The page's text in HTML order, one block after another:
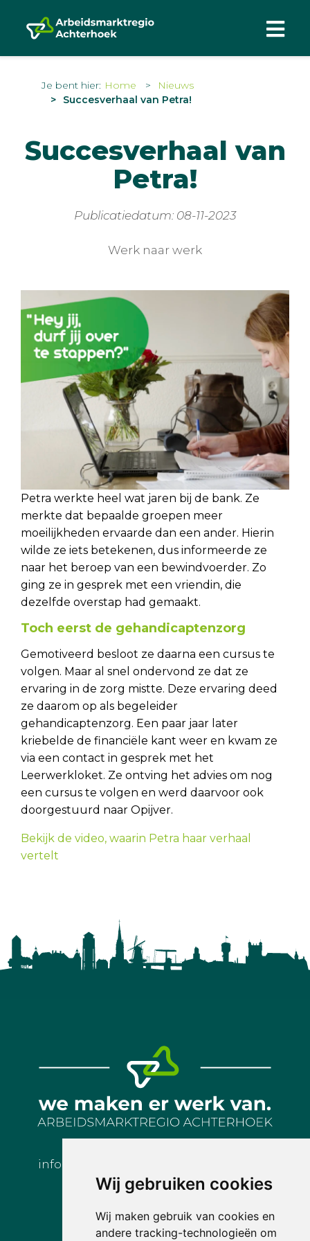
Wij gebruiken cookies
Wij maken gebruik van cookies en
andere tracking-technologieën om
Je bent hier: Home
Nieuws
Succesverhaal van Petra!
Succesverhaal van
Petra!
Publicatiedatum: 08-11-2023
Werk naar werk
Petra werkte heel wat jaren bij de bank. Ze
merkte dat bepaalde groepen meer
moeilijkheden ervaarde dan een ander. Hierin
wilde ze iets betekenen, dus informeerde ze
naar het beroep van een bewindvoerder. Zo
ging ze in gesprek met een vriendin, die
dezelfde overstap had gemaakt.
Toch eerst de gehandicaptenzorg
Gemotiveerd besloot ze daarna een cursus te
volgen. Maar al snel ondervond ze dat ze
ervaring in de zorg mistte. Deze ervaring deed
ze daarom op als begeleider
gehandicaptenzorg. Een paar jaar later
kriebelde de financiële kant weer en kwam ze
via een contact in gesprek met het
Leerwerkloket. Ze ontving het advies om nog
een cursus te volgen en werd daarvoor ook
doorgestuurd naar Opijver.
Bekijk de video, waarin Petra haar verhaal
vertelt
info@arbeidsmarktregioachterhoek.nl